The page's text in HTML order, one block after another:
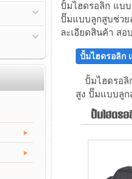
ปั้มไฮดรอลิก แบบ
ปั๊มแบบลูกสูบช่วย
ละเอียดสินค้า ส
ปั้มไฮดรอลิก
ปั้มไฮดรอลิก
สูง ปั๊มแบบลูก
ปั้มไฮดร